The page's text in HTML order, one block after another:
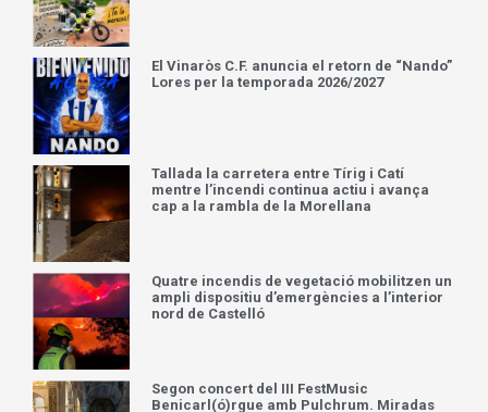
El Vinaròs C.F. anuncia el retorn de “Nando”
Lores per la temporada 2026/2027
Tallada la carretera entre Tírig i Catí
mentre l’incendi continua actiu i avança
cap a la rambla de la Morellana
Quatre incendis de vegetació mobilitzen un
ampli dispositiu d’emergències a l’interior
nord de Castelló
Segon concert del III FestMusic
Benicarl(ó)rgue amb Pulchrum. Miradas